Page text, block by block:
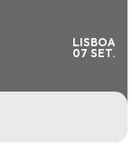
LISBOA
07 SET.